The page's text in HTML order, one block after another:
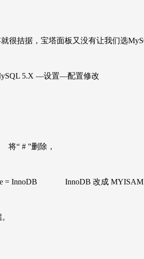
很拮据，宝塔面板又没有让我们选
5.X —设置—配置修改
“ # ”删除，
= InnoDB InnoDB 改成